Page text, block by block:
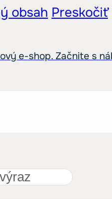
obsah Preskočiť
e-shop. Začnite s